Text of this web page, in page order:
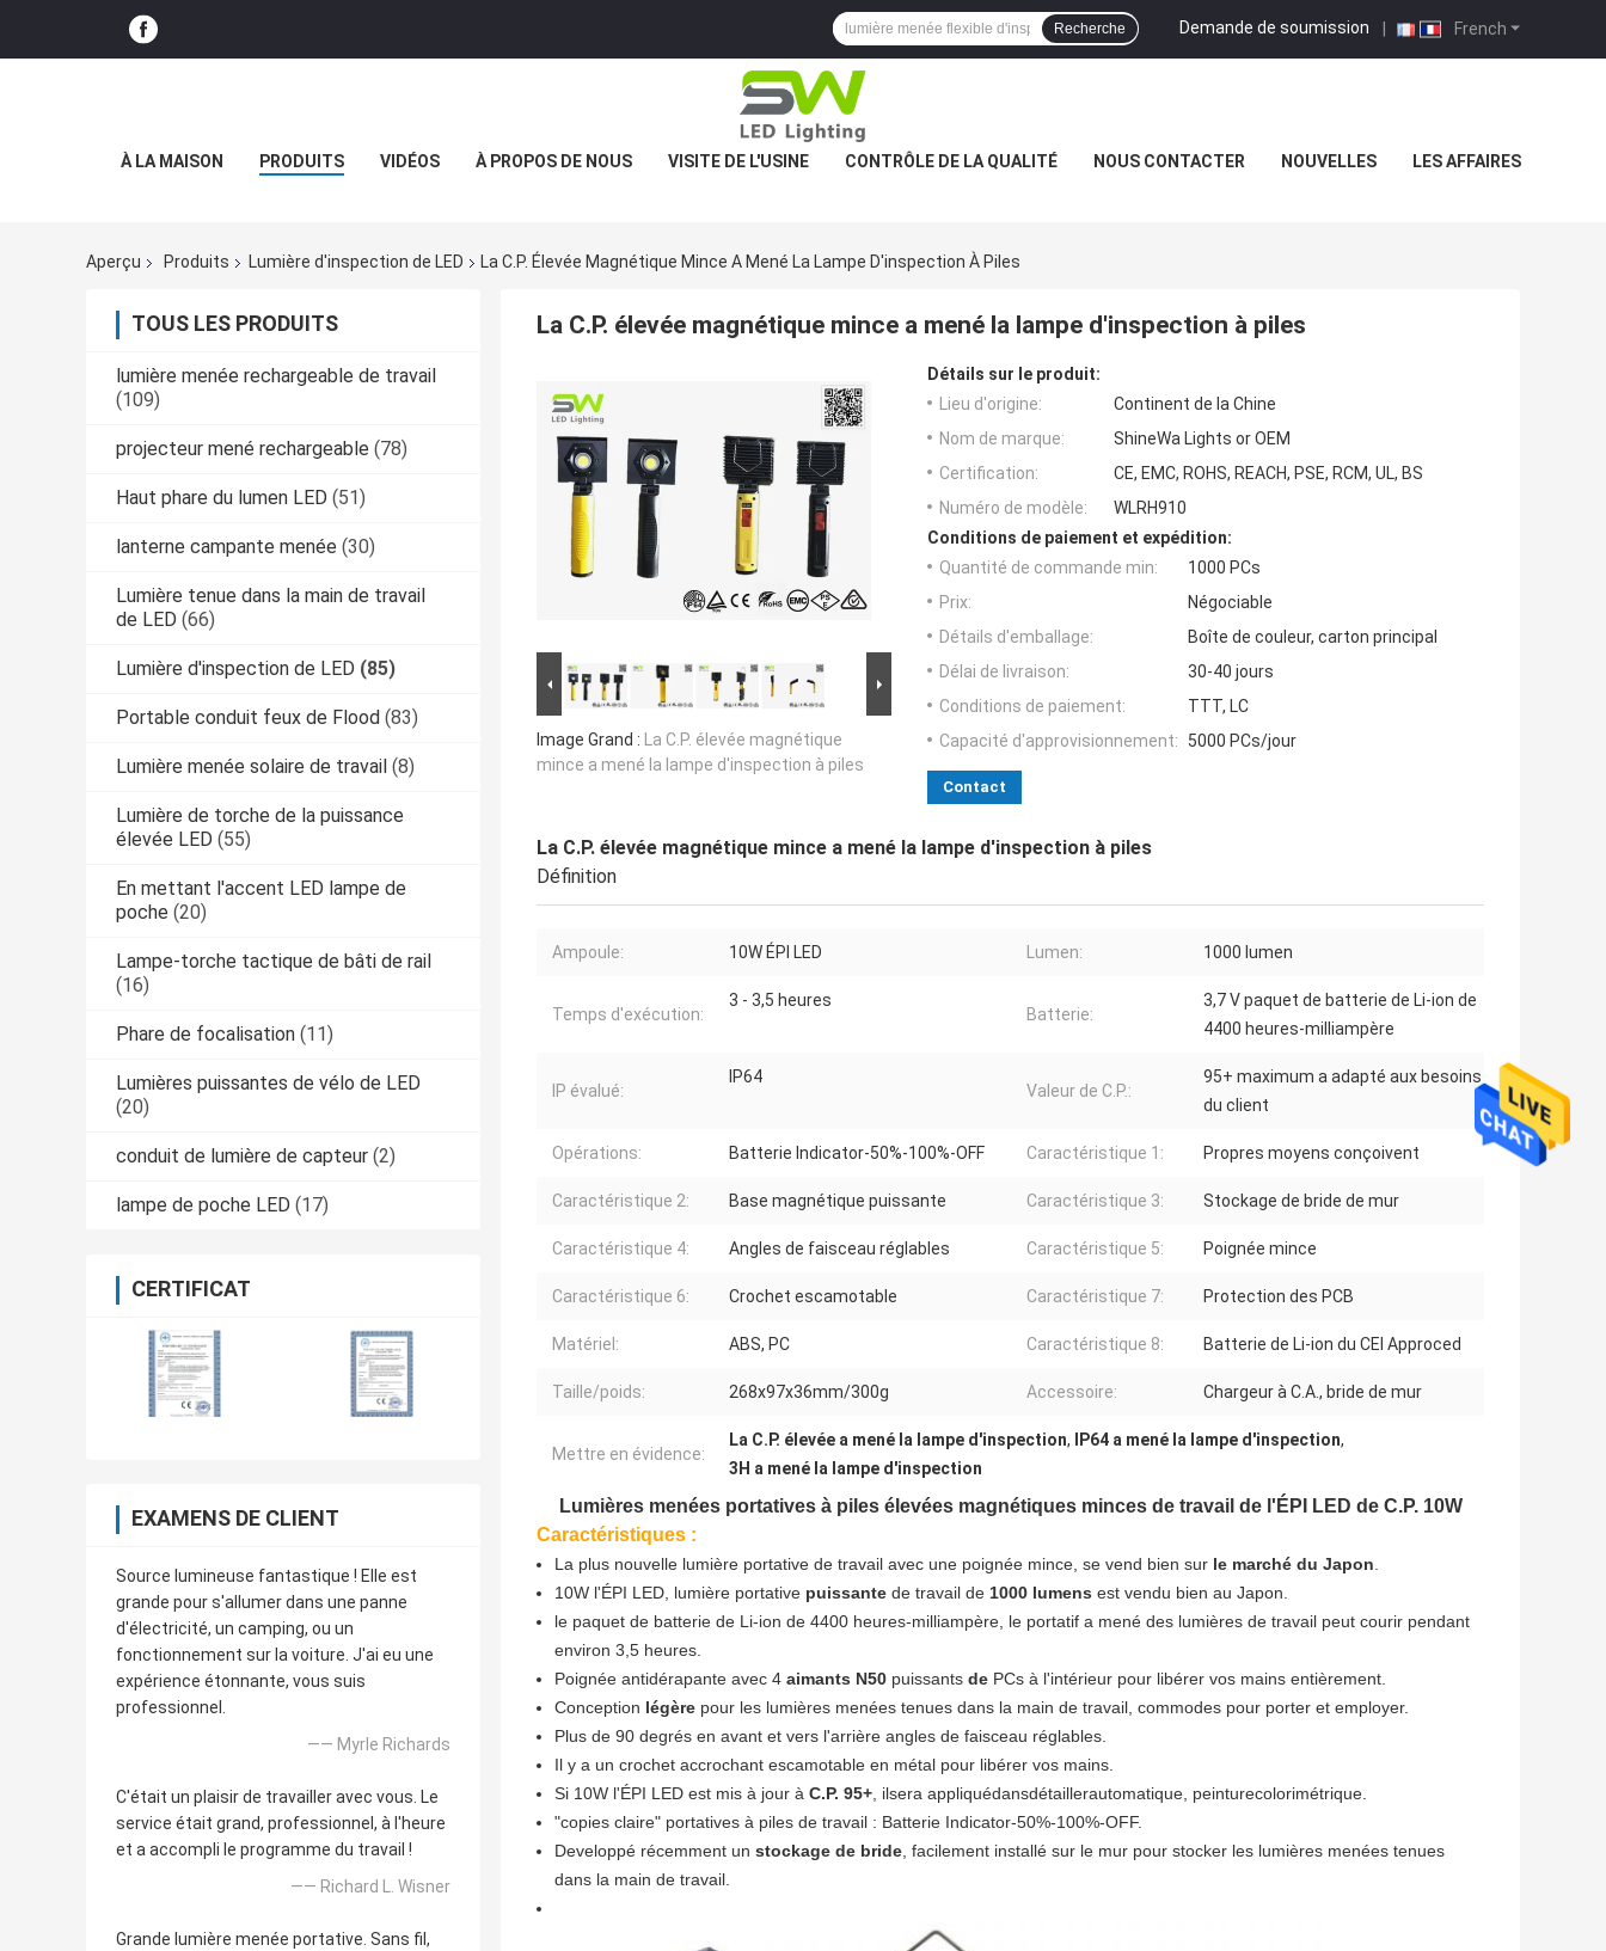
French
Demande de soumission |
Recherche
À LA MAISON PRODUITS VIDÉOS À PROPOS DE NOUS VISITE DE L'USINE CONTRÔLE DE LA QUALITÉ NOUS CONTACTER NOUVELLES LES AFFAIRES
Aperçu Produits Lumière d'inspection de LED La C.P. Élevée Magnétique Mince A Mené La Lampe D'inspection À Piles
TOUS LES PRODUITS
lumière menée rechargeable de travail
(109)
projecteur mené rechargeable (78)
Haut phare du lumen LED (51)
lanterne campante menée (30)
Lumière tenue dans la main de travail
de LED (66)
Lumière d'inspection de LED (85)
Portable conduit feux de Flood (83)
Lumière menée solaire de travail (8)
Lumière de torche de la puissance
élevée LED (55)
En mettant l'accent LED lampe de
poche (20)
Lampe-torche tactique de bâti de rail
(16)
Phare de focalisation (11)
Lumières puissantes de vélo de LED
(20)
conduit de lumière de capteur (2)
lampe de poche LED (17)
CERTIFICAT
EXAMENS DE CLIENT
Source lumineuse fantastique ! Elle est
grande pour s'allumer dans une panne
d'électricité, un camping, ou un
fonctionnement sur la voiture. J'ai eu une
expérience étonnante, vous suis
professionnel.
—— Myrle Richards
C'était un plaisir de travailler avec vous. Le
service était grand, professionnel, à l'heure
et a accompli le programme du travail !
—— Richard L. Wisner
Grande lumière menée portative. Sans fil,
La C.P. élevée magnétique mince a mené la lampe d'inspection à piles
Image Grand : La C.P. élevée magnétique
mince a mené la lampe d'inspection à piles
Détails sur le produit:
Lieu d'origine:
Continent de la Chine
Nom de marque:
ShineWa Lights or OEM
Certification:
CE, EMC, ROHS, REACH, PSE, RCM, UL, BS
Numéro de modèle:
WLRH910
Conditions de paiement et expédition:
Quantité de commande min:
1000 PCs
Prix:
Négociable
Détails d'emballage:
Boîte de couleur, carton principal
Délai de livraison:
30-40 jours
Conditions de paiement:
TTT, LC
Capacité d'approvisionnement:
5000 PCs/jour
Contact
La C.P. élevée magnétique mince a mené la lampe d'inspection à piles
Définition
Ampoule: 10W ÉPI LED Lumen: 1000 lumen
Temps d'exécution:
3 - 3,5 heures
Batterie:
3,7 V paquet de batterie de Li-ion de
4400 heures-milliampère
IP évalué:
IP64
Valeur de C.P.:
95+ maximum a adapté aux besoins
du client
Opérations: Batterie Indicator-50%-100%-OFF Caractéristique 1: Propres moyens conçoivent
Caractéristique 2: Base magnétique puissante Caractéristique 3: Stockage de bride de mur
Caractéristique 4: Angles de faisceau réglables Caractéristique 5: Poignée mince
Caractéristique 6: Crochet escamotable Caractéristique 7: Protection des PCB
Matériel: ABS, PC Caractéristique 8: Batterie de Li-ion du CEI Approced
Taille/poids: 268x97x36mm/300g Accessoire: Chargeur à C.A., bride de mur
Mettre en évidence:
La C.P. élevée a mené la lampe d'inspection, IP64 a mené la lampe d'inspection,
3H a mené la lampe d'inspection
Lumières menées portatives à piles élevées magnétiques minces de travail de l'ÉPI LED de C.P. 10W
Caractéristiques :
La plus nouvelle lumière portative de travail avec une poignée mince, se vend bien sur le marché du Japon.
10W l'ÉPI LED, lumière portative puissante de travail de 1000 lumens est vendu bien au Japon.
le paquet de batterie de Li-ion de 4400 heures-milliampère, le portatif a mené des lumières de travail peut courir pendant
environ 3,5 heures.
Poignée antidérapante avec 4 aimants N50 puissants de PCs à l'intérieur pour libérer vos mains entièrement.
Conception légère pour les lumières menées tenues dans la main de travail, commodes pour porter et employer.
Plus de 90 degrés en avant et vers l'arrière angles de faisceau réglables.
Il y a un crochet accrochant escamotable en métal pour libérer vos mains.
Si 10W l'ÉPI LED est mis à jour à C.P. 95+, ilsera appliquédansdétaillerautomatique, peinturecolorimétrique.
"copies claire" portatives à piles de travail : Batterie Indicator-50%-100%-OFF.
Developpé récemment un stockage de bride, facilement installé sur le mur pour stocker les lumières menées tenues
dans la main de travail.